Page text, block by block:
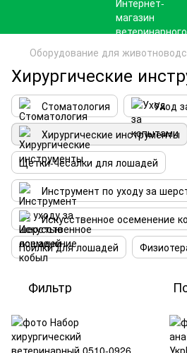
Оборудование для
Хирургические
Стоматология
Уход
Хирургические инструменты
Щетки-чесалки для лошадей
Инструмент по уходу за
Искусственное осеменение
Поилки для лошадей
Фильтр